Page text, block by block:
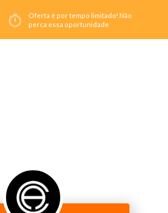
Oferta é por tempo limitado! Não
perca essa oportunidade